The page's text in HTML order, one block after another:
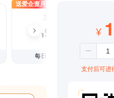
送爱企查月卡
3个月
¥99
每日仅1.08元
¥
支付后可进